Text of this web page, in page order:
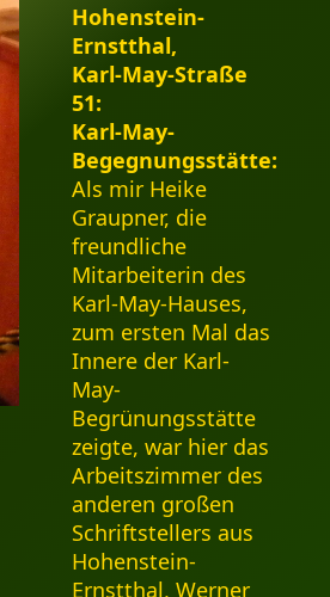
Hohenstein-
Ernstthal,
Karl-May-Straße
51:
Karl-May-
Begegnungsstätte:
Als mir Heike
Graupner, die
freundliche
Mitarbeiterin des
Karl-May-Hauses,
zum ersten Mal das
Innere der Karl-
May-
Begrünungsstätte
zeigte, war hier das
Arbeitszimmer des
anderen großen
Schriftstellers aus
Hohenstein-
Ernstthal, Werner